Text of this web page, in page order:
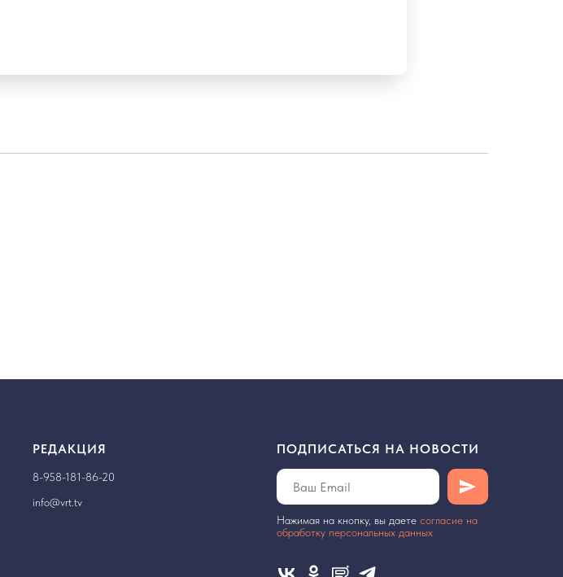
РЕДАКЦИЯ
8-958-181-86-20
info@vrt.tv
ПОДПИСАТЬСЯ НА НОВОСТИ
Нажимая на кнопку, вы даете cогласие на
обработку персональных данных